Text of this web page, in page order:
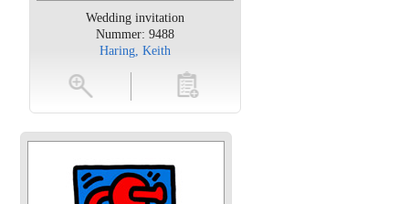
Wedding invitation
Nummer: 9488
Haring, Keith
toevoegen